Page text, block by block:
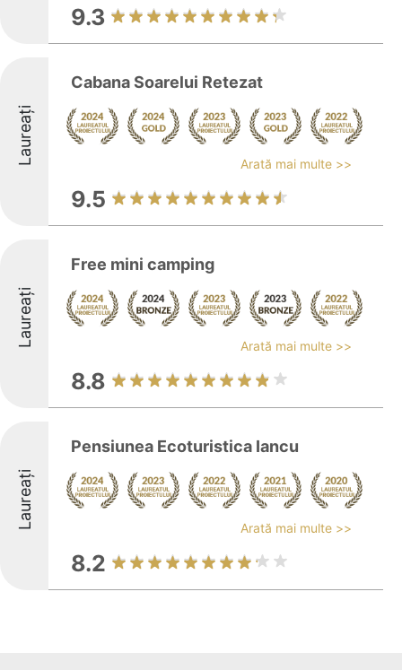
9.3
Laureați
Cabana Soarelui Retezat
Arată mai multe >>
9.5
Laureați
Free mini camping
Arată mai multe >>
8.8
Laureați
Pensiunea Ecoturistica Iancu
Arată mai multe >>
8.2